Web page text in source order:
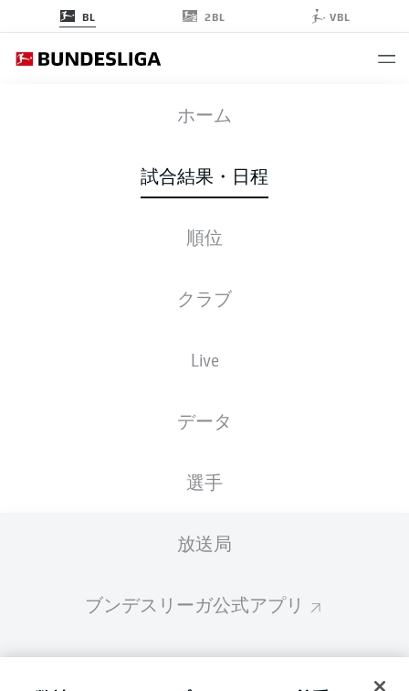
BL 2BL VBL
ホーム
試合結果・日程
順位
クラブ
Live
データ
選手
放送局
ブンデスリーガ公式アプリ
ファンタジー・マネジャー
SVW VFB
スターティングメンバー
スターティングメンバーは試合開始の 60分前